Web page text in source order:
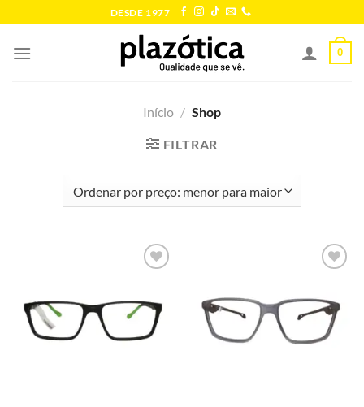
to
content
DESDE 1977
0
Início / Shop
FILTRAR